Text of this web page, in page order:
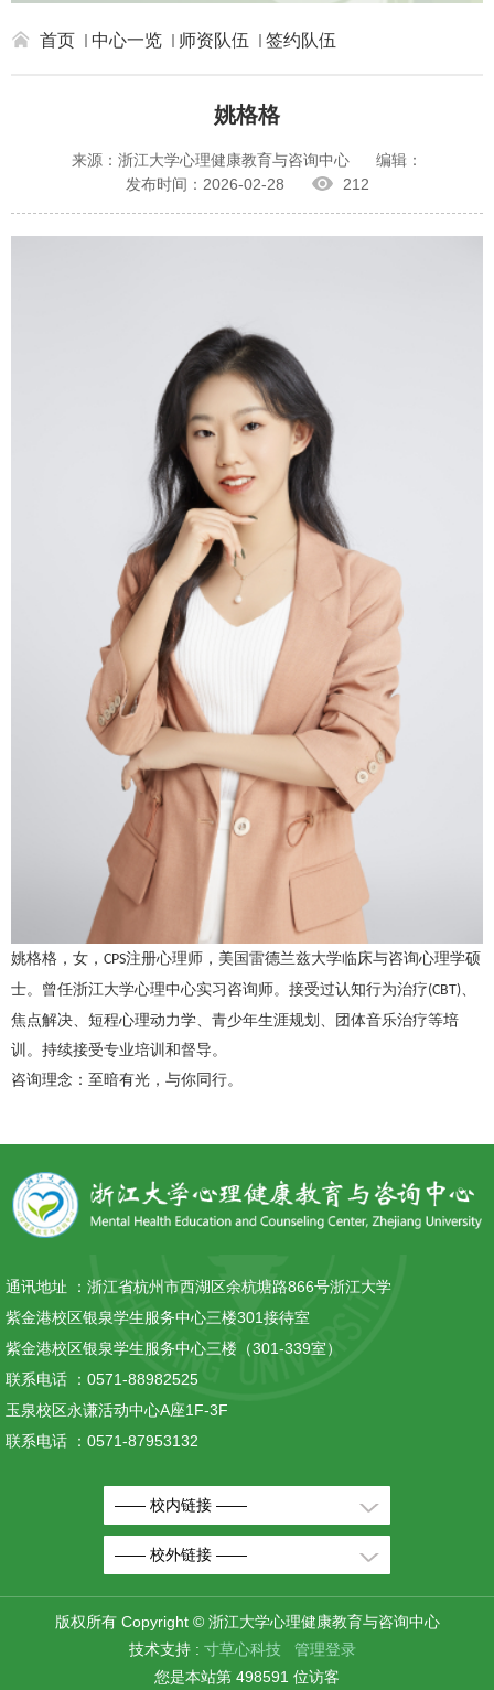
首页 中心一览 师资队伍 签约队伍
姚格格
来源：浙江大学心理健康教育与咨询中心
编辑：
发布时间：2026-02-28
212
姚格格，女， CPS注册心理师，美国雷德兰兹大学临床与咨询心理学硕
士。曾任浙江大学心理中心实习咨询师。接受过认知行为治疗(CBT)、
焦点解决、短程心理动力学、青少年生涯规划、团体音乐治疗等培
训。持续接受专业培训和督导。
咨询理念：至暗有光，与你同行。
通讯地址 ： 浙江省杭州市西湖区余杭塘路866号浙江大学
紫金港校区银泉学生服务中心三楼301接待室
紫金港校区银泉学生服务中心三楼（301-339室）
联系电话 ： 0571-88982525
玉泉校区永谦活动中心A座1F-3F
联系电话 ： 0571-87953132
—— 校内链接 ——
—— 校外链接 ——
版权所有 Copyright © 浙江大学心理健康教育与咨询中心
技术支持 : 寸草心科技
管理登录
您是本站第 498591 位访客